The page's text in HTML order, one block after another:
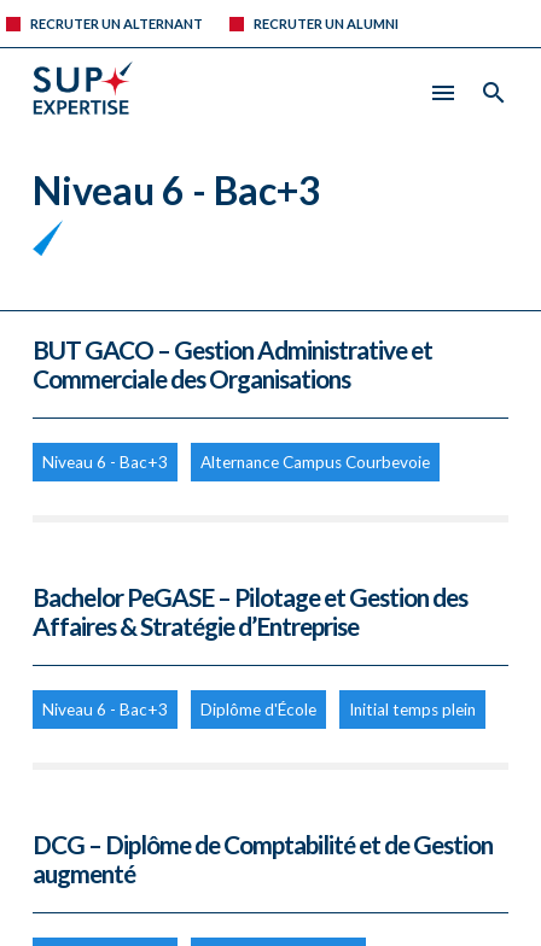
RECRUTER UN ALTERNANT RECRUTER UN ALUMNI
Niveau 6 - Bac+3
BUT GACO – Gestion Administrative et
Commerciale des Organisations
Niveau 6 - Bac+3 Alternance Campus Courbevoie
Bachelor PeGASE – Pilotage et Gestion des
Affaires & Stratégie d’Entreprise
Niveau 6 - Bac+3 Diplôme d'École Initial temps plein
DCG – Diplôme de Comptabilité et de Gestion
augmenté